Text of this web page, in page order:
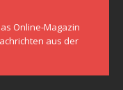
Online-Magazin
aus der